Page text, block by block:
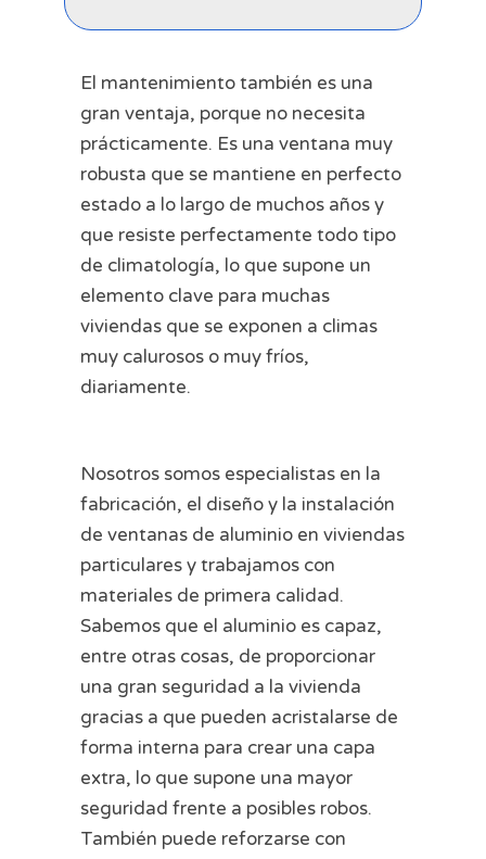
El mantenimiento también es una
gran ventaja, porque no necesita
prácticamente. Es una ventana muy
robusta que se mantiene en perfecto
estado a lo largo de muchos años y
que resiste perfectamente todo tipo
de climatología, lo que supone un
elemento clave para muchas
viviendas que se exponen a climas
muy calurosos o muy fríos,
diariamente.
Nosotros somos especialistas en la
fabricación, el diseño y la instalación
de ventanas de aluminio en viviendas
particulares y trabajamos con
materiales de primera calidad.
Sabemos que el aluminio es capaz,
entre otras cosas, de proporcionar
una gran seguridad a la vivienda
gracias a que pueden acristalarse de
forma interna para crear una capa
extra, lo que supone una mayor
seguridad frente a posibles robos.
También puede reforzarse con